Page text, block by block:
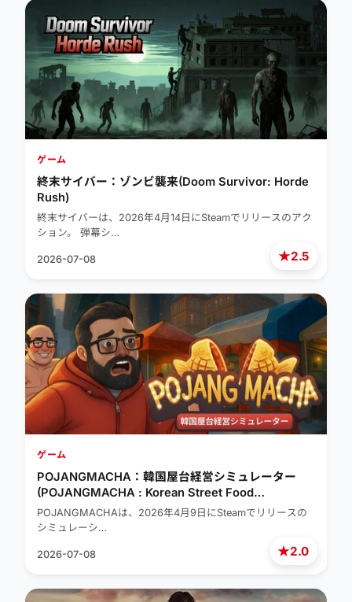
★2.5
ゲーム
終末サイバー：ゾンビ襲来(Doom Survivor: Horde
Rush)
終末サイバーは、2026年4月14日にSteamでリリースのアク
ション。 弾幕シ…
2026-07-08
★2.0
ゲーム
POJANGMACHA：韓国屋台経営シミュレーター
(POJANGMACHA : Korean Street Food
Management Simulator)
POJANGMACHAは、2026年4月9日にSteamでリリースの
シミュレーシ…
2026-07-08